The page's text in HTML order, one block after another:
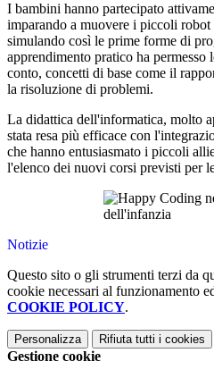
I bambini hanno partecipato
imparando a muovere i piccoli
simulando così le prime forme di
apprendimento pratico ha permesso
conto, concetti di base come il
la risoluzione di problemi.
La didattica dell'informatica, molto
stata resa più efficace con
che hanno entusiasmato i piccoli
l'elenco dei nuovi corsi previsti per
Notizie
Questo sito o gli strumenti terzi da
cookie necessari al funzionamento
COOKIE POLICY.
Personalizza Rifiuta tutti i cookies
Gestione cookie